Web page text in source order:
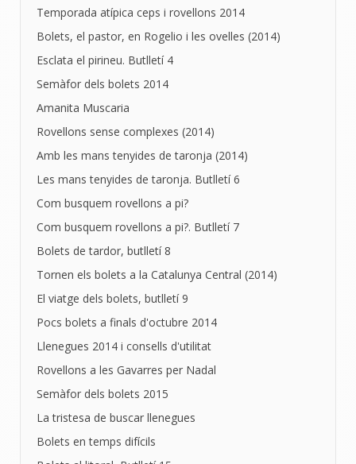
Temporada atípica ceps i rovellons 2014
Bolets, el pastor, en Rogelio i les ovelles (2014)
Esclata el pirineu. Butlletí 4
Semàfor dels bolets 2014
Amanita Muscaria
Rovellons sense complexes (2014)
Amb les mans tenyides de taronja (2014)
Les mans tenyides de taronja. Butlletí 6
Com busquem rovellons a pi?
Com busquem rovellons a pi?. Butlletí 7
Bolets de tardor, butlletí 8
Tornen els bolets a la Catalunya Central (2014)
El viatge dels bolets, butlletí 9
Pocs bolets a finals d'octubre 2014
Llenegues 2014 i consells d'utilitat
Rovellons a les Gavarres per Nadal
Semàfor dels bolets 2015
La tristesa de buscar llenegues
Bolets en temps difícils